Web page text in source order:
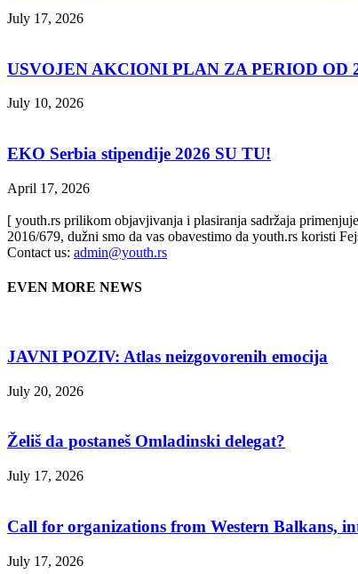
July 17, 2026
USVOJEN AKCIONI PLAN ZA PERIOD OD
July 10, 2026
EKO Serbia stipendije 2026 SU TU!
April 17, 2026
[ youth.rs prilikom objavjivanja i plasiranja sadržaja
2016/679, dužni smo da vas obavestimo da youth.rs koristi
Contact us: admin@youth.rs
EVEN MORE NEWS
JAVNI POZIV: Atlas neizgovorenih emocija
July 20, 2026
Želiš da postaneš Omladinski delegat?
July 17, 2026
Call for organizations from Western Balkans,
July 17, 2026